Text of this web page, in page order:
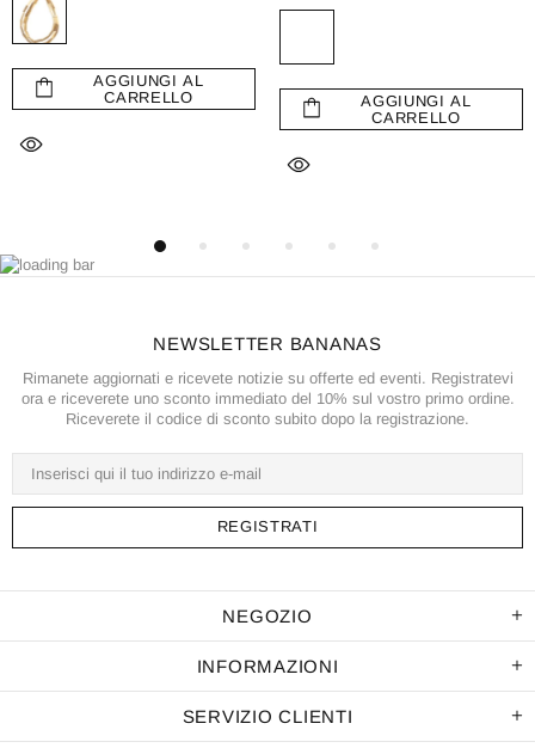
AGGIUNGI AL
CARRELLO
AGGIUNGI AL
CARRELLO
NEGOZIO
INFORMAZIONI
SERVIZIO CLIENTI
NEWSLETTER BANANAS
Rimanete aggiornati e ricevete notizie su offerte ed eventi. Registratevi
ora e riceverete uno sconto immediato del 10% sul vostro primo ordine.
Riceverete il codice di sconto subito dopo la registrazione.